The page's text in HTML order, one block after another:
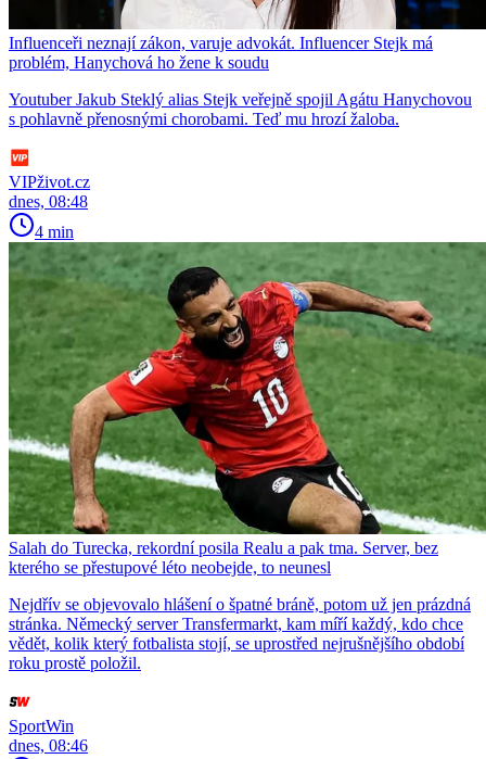
Influenceři neznají zákon, varuje advokát. Influencer Stejk má
problém, Hanychová ho žene k soudu
Youtuber Jakub Steklý alias Stejk veřejně spojil Agátu Hanychovou
s pohlavně přenosnými chorobami. Teď mu hrozí žaloba.
VIPživot.cz
dnes, 08:48
4 min
Salah do Turecka, rekordní posila Realu a pak tma. Server, bez
kterého se přestupové léto neobejde, to neunesl
Nejdřív se objevovalo hlášení o špatné bráně, potom už jen prázdná
stránka. Německý server Transfermarkt, kam míří každý, kdo chce
vědět, kolik který fotbalista stojí, se uprostřed nejrušnějšího období
roku prostě položil.
SportWin
dnes, 08:46